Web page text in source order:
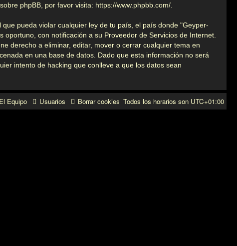
phpBB, por favor visita: https://www.phpbb.com/
pueda violar cualquier ley de tu país, el país donde "Geyper-
con notificación a su Proveedor de Servicios de Internet.
derecho a eliminar, editar, mover o cerrar cualquier tema en
en una base de datos. Dado que esta información no será
intento de hacking que conlleve a que los datos sean
Todos los horarios son UTC+01:00
Borrar cookies
Usuarios
El Equipo